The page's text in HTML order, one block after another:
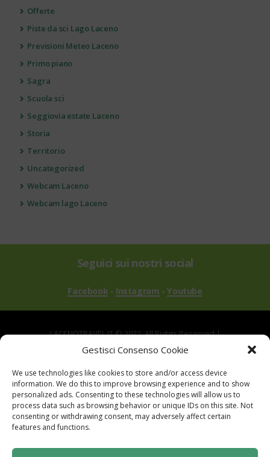
Gestisci Consenso Cookie
We use technologies like cookies to store and/or access device
information. We do this to improve browsing experience and to show
personalized ads. Consenting to these technologies will allow us to
process data such as browsing behavior or unique IDs on this site. Not
consenting or withdrawing consent, may adversely affect certain
features and functions.
Offerte
Piste da sci Lago Laceno
Previsioni Meteo Laceno
Primo piano
Sagra
Scuola sci
Seggiovia estate Laceno
Storia
Territorio
Uncategorized
Webcam Laceno
Webcam lago Laceno
Seguici sui nostri social
Facebook - Instagram -Youtube
LACENOTRAVEL.IT © 2022. All Rights Reserved |
via Alle Mandrie, 83043 Bagnoli Irpino AV | P.IVA
Powered byTreeWeb|Privacy| Cookie |
Contatti |Mappa del Sito
Sito realizzato con i fondi del "Gruppo di Azione